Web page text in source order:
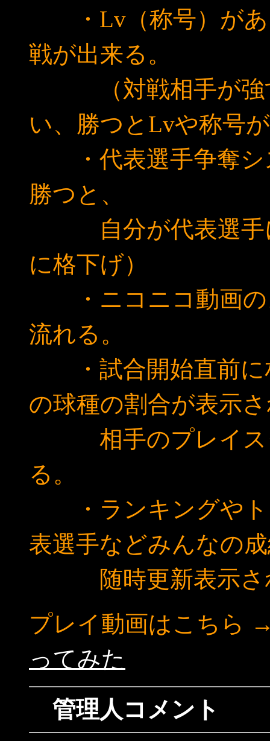
・Lv（称号）があ
戦が出来る。
（対戦相手が強す
い、勝つとLvや称号
・代表選手争奪シ
勝つと、
自分が代表選手に
に格下げ）
・ニコニコ動画の
流れる。
・試合開始直前に
の球種の割合が表示
相手のプレイスタ
る。
・ランキングやト
表選手などみんなの
随時更新表示さ
プレイ動画はこちら
ってみた
管理人コメント